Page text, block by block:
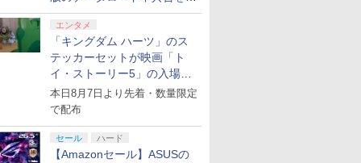
適化
エンタメ
「キングダム ハーツ」のス
テッカーセットが映画「ト
イ・ストーリー5」の入場特
典として配布決定！
本日8月7日より先着・数量限定
で配布
セール ハード
【Amazonセール】ASUSの